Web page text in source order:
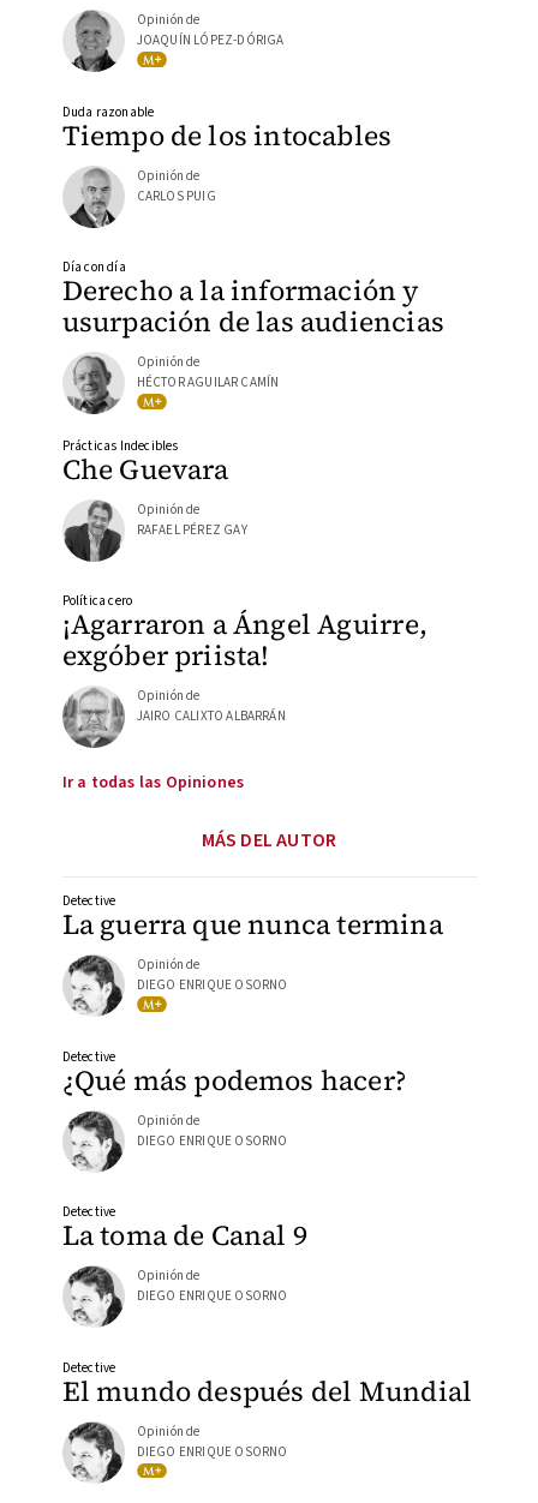
Opinión de
JOAQUÍN LÓPEZ-DÓRIGA
Tiempo de los intocables
Duda razonable
Opinión de
CARLOS PUIG
Derecho a la información y
usurpación de las audiencias
Día con día
Opinión de
HÉCTOR AGUILAR CAMÍN
Che Guevara
Prácticas Indecibles
Opinión de
RAFAEL PÉREZ GAY
¡Agarraron a Ángel Aguirre,
exgóber priista!
Política cero
Opinión de
JAIRO CALIXTO ALBARRÁN
Ir a todas las Opiniones
MÁS DEL AUTOR
La guerra que nunca termina
Detective
Opinión de
DIEGO ENRIQUE OSORNO
¿Qué más podemos hacer?
Detective
Opinión de
DIEGO ENRIQUE OSORNO
La toma de Canal 9
Detective
Opinión de
DIEGO ENRIQUE OSORNO
El mundo después del Mundial
Detective
Opinión de
DIEGO ENRIQUE OSORNO